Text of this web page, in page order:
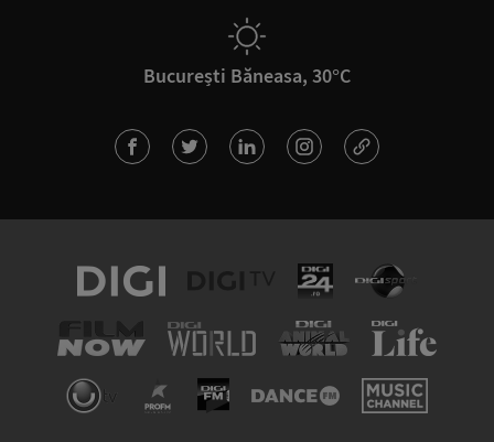
București Băneasa, 30°C